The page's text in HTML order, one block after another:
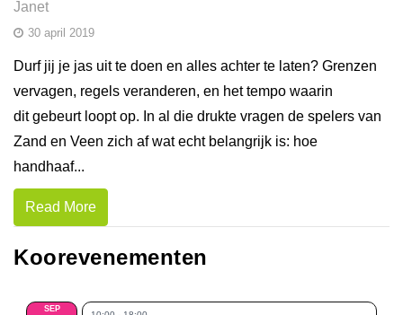
Janet
30 april 2019
Durf jij je jas uit te doen en alles achter te laten? Grenzen
vervagen, regels veranderen, en het tempo waarin
dit gebeurt loopt op. In al die drukte vragen de spelers van
Zand en Veen zich af wat echt belangrijk is: hoe
handhaaf...
Read More
Koorevenementen
SEP